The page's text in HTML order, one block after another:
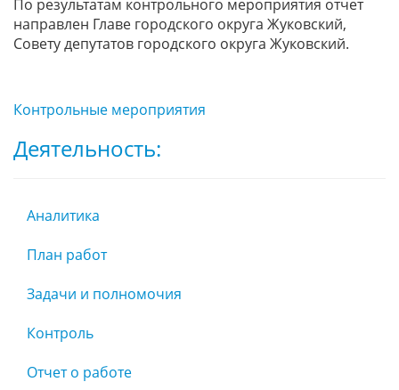
По результатам контрольного мероприятия отчет
направлен Главе городского округа Жуковский,
Совету депутатов городского округа Жуковский.
Контрольные мероприятия
Деятельность:
Аналитика
План работ
Задачи и полномочия
Контроль
Отчет о работе